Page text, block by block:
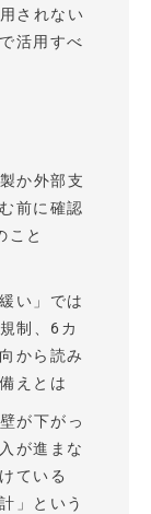
されない
活用すべ
か外部支
前に確認
こと
い」では
制、6カ
から読み
えとは
が下がっ
が進まな
ている
」という